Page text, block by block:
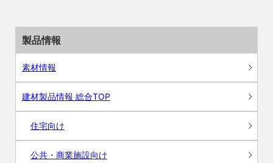
製品情報
素材情報
建材製品情報 総合TOP
住宅向け
公共・商業施設向け